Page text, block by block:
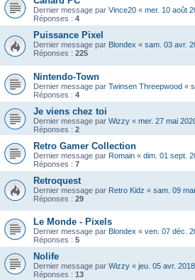
Dernier message par Vince20 « mer. 10 août
Réponses : 4
Puissance Pixel
Dernier message par Blondex « sam. 03 avr.
Réponses : 225
Nintendo-Town
Dernier message par Twinsen Threepwood «
Réponses : 4
Je viens chez toi
Dernier message par Wizzy « mer. 27 mai
Réponses : 2
Retro Gamer Collection
Dernier message par Romain « dim. 01 sept.
Réponses : 7
Retroquest
Dernier message par Retro Kidz « sam. 09
Réponses : 29
Le Monde - Pixels
Dernier message par Blondex « ven. 07 déc.
Réponses : 5
Nolife
Dernier message par Wizzy « jeu. 05 avr.
Réponses : 13